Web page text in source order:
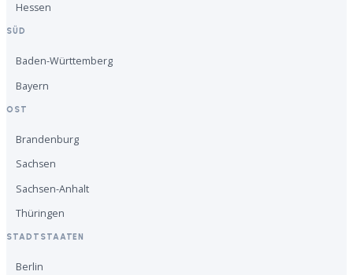
Hessen
SÜD
Baden-Württemberg
Bayern
OST
Brandenburg
Sachsen
Sachsen-Anhalt
Thüringen
STADTSTAATEN
Berlin